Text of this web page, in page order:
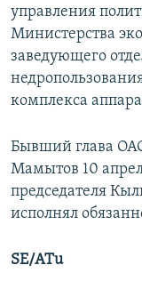
управления
Министерства
заведующего
комплекса
Бывший глава
Мамытов 10
председателя
исполнял
SE/ATu